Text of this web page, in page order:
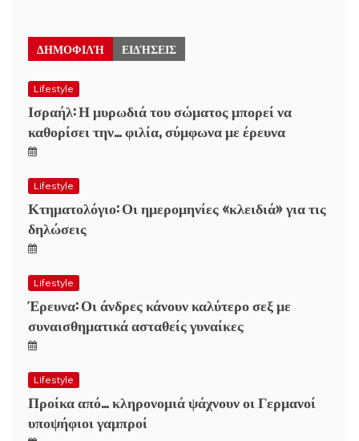
ΔΗΜΟΦΙΛΉ ΕΙΔΉΣΕΙΣ
Lifestyle
Ισραήλ: Η μυρωδιά του σώματος μπορεί να
καθορίσει την… φιλία, σύμφωνα με έρευνα
Lifestyle
Κτηματολόγιο: Οι ημερομηνίες «κλειδιά» για τις
δηλώσεις
Lifestyle
Έρευνα: Οι άνδρες κάνουν καλύτερο σεξ με
συναισθηματικά ασταθείς γυναίκες
Lifestyle
Προίκα από… κληρονομιά ψάχνουν οι Γερμανοί
υποψήφιοι γαμπροί